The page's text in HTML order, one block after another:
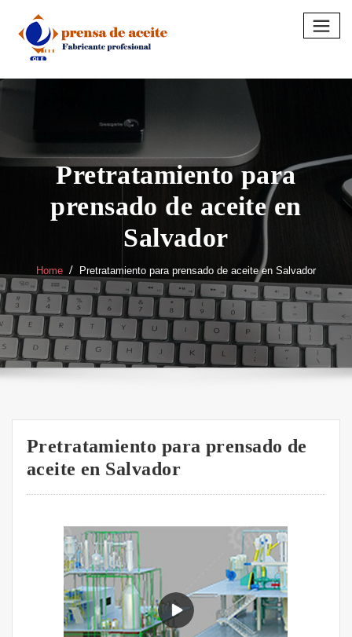
content
Pretratamiento para
prensado de aceite en
Salvador
Home Pretratamiento para prensado de aceite en Salvador
Pretratamiento para prensado de
aceite en Salvador